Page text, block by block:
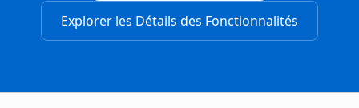
Explorer les Détails des Fonctionnalités